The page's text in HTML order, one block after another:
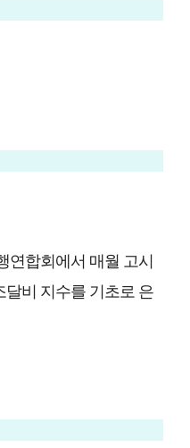
연합회에서 매월 고시
비 지수를 기초로 은